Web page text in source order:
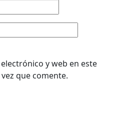
y web en este
que comente.